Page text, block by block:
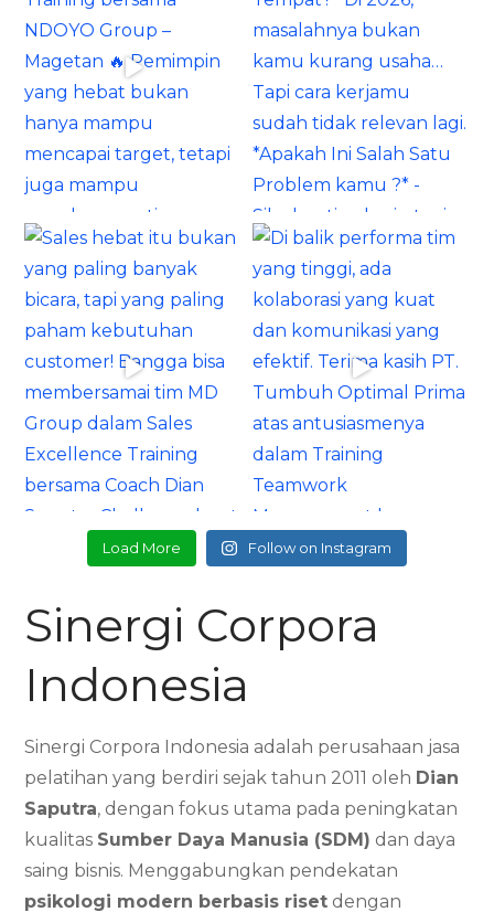
Load More Follow on Instagram
Sinergi Corpora
Indonesia
Sinergi Corpora Indonesia adalah perusahaan jasa
pelatihan yang berdiri sejak tahun 2011 oleh Dian
Saputra, dengan fokus utama pada peningkatan
kualitas Sumber Daya Manusia (SDM) dan daya
saing bisnis. Menggabungkan pendekatan
psikologi modern berbasis riset dengan